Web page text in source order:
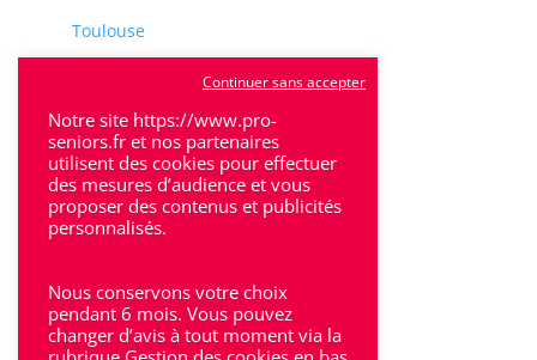
Toulouse
Villeneuve-Sur-Lot
Bron
Notre site https://www.pro-
seniors.fr et nos partenaires
utilisent des cookies pour effectuer
des mesures d’audience et vous
proposer des contenus et publicités
personnalisés.
Nous conservons votre choix
pendant 6 mois. Vous pouvez
changer d’avis à tout moment via la
Continuer sans accepter